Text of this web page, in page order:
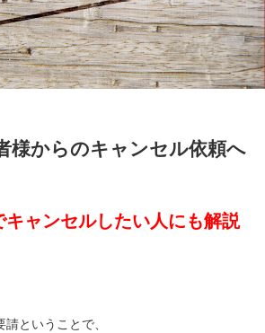
様からのキャンセル依頼へ
キャンセルしたい人にも解説
ということで、